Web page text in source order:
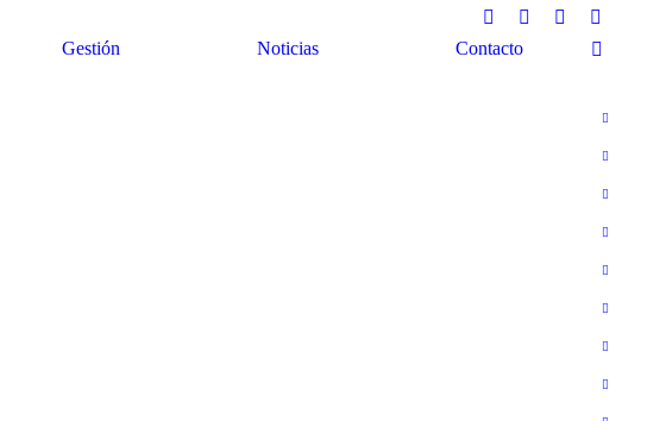
Facebook
TwitterPinterest
Gestión Noticias Contacto Buscar: